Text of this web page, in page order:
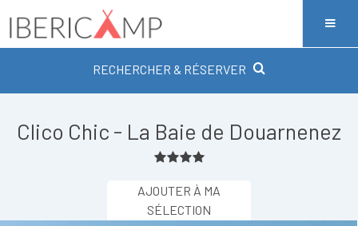
RECHERCHER & RÉSERVER
Clico Chic - La Baie de Douarnenez
AJOUTER À MA
SÉLECTION